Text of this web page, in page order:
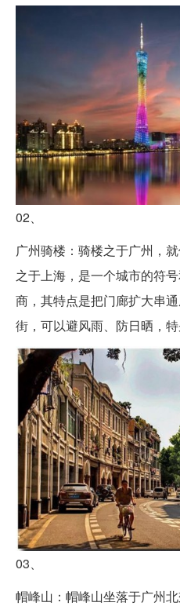
02、
广州骑楼：骑楼之于广州，
之于上海，是一个城市的符
商，其特点是把门廊扩大串
街，可以避风雨、防日晒，特
03、
帽峰山：帽峰山坐落于广州